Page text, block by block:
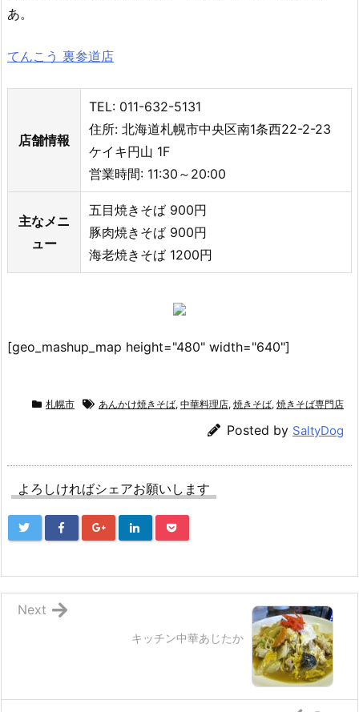
あ。
てんこう 裏参道店
店舗情報
TEL: 011-632-5131
住所: 北海道札幌市中央区南1条西22-2-23
ケイキ円山 1F
営業時間: 11:30～20:00
主なメニ
ュー
五目焼きそば 900円
豚肉焼きそば 900円
海老焼きそば 1200円
[geo_mashup_map height="480" width="640"]
札幌市 あんかけ焼きそば, 中華料理店, 焼きそば, 焼きそば専門店
Posted by SaltyDog
よろしければシェアお願いします
キッチン中華あじたか
Next